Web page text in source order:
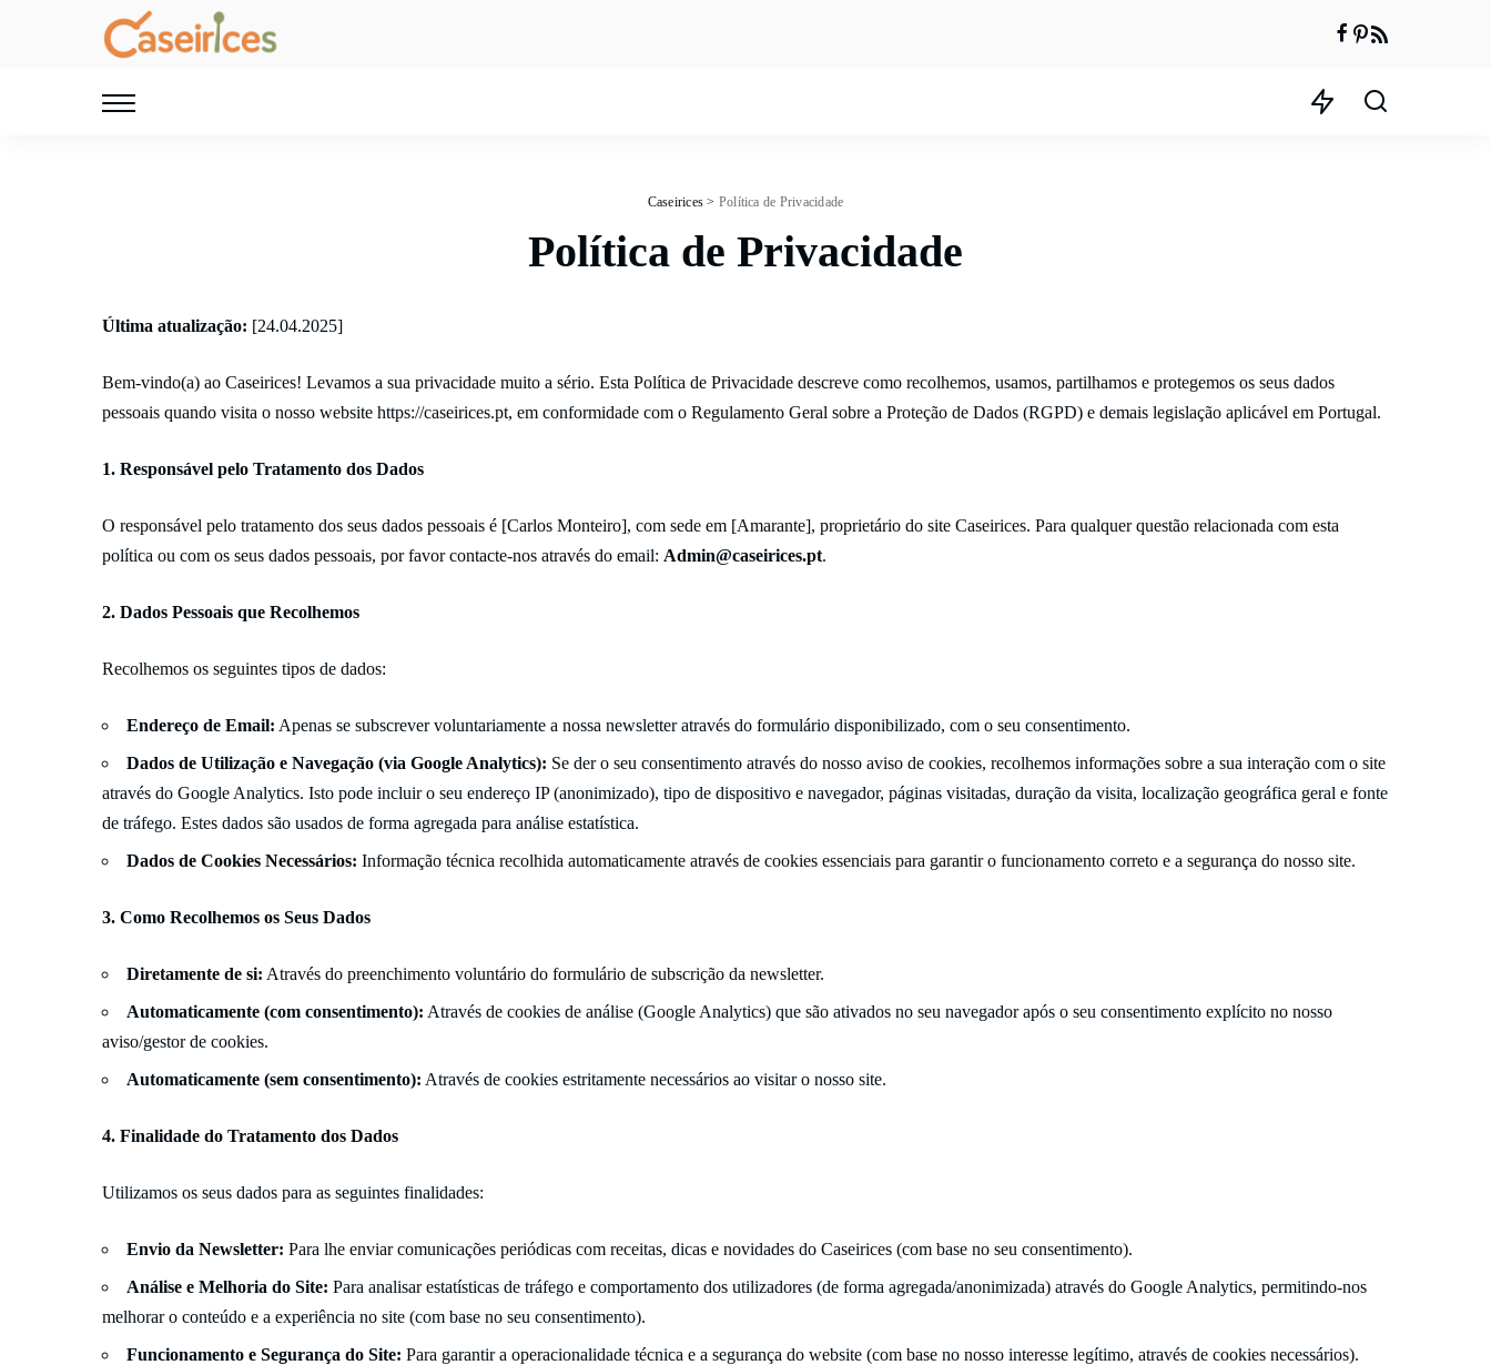
Caseirices > Política de Privacidade
Política de Privacidade
Última atualização: [24.04.2025]
Bem-vindo(a) ao Caseirices! Levamos a sua privacidade muito a sério. Esta Política de Privacidade descreve como recolhemos, usamos, partilhamos e protegemos os seus dados
pessoais quando visita o nosso website https://caseirices.pt, em conformidade com o Regulamento Geral sobre a Proteção de Dados (RGPD) e demais legislação aplicável em Portugal.
1. Responsável pelo Tratamento dos Dados
O responsável pelo tratamento dos seus dados pessoais é [Carlos Monteiro], com sede em [Amarante], proprietário do site Caseirices. Para qualquer questão relacionada com esta
política ou com os seus dados pessoais, por favor contacte-nos através do email: Admin@caseirices.pt.
2. Dados Pessoais que Recolhemos
Recolhemos os seguintes tipos de dados:
Endereço de Email: Apenas se subscrever voluntariamente a nossa newsletter através do formulário disponibilizado, com o seu consentimento.
Dados de Utilização e Navegação (via Google Analytics): Se der o seu consentimento através do nosso aviso de cookies, recolhemos informações sobre a sua interação com o site
através do Google Analytics. Isto pode incluir o seu endereço IP (anonimizado), tipo de dispositivo e navegador, páginas visitadas, duração da visita, localização geográfica geral e fonte
de tráfego. Estes dados são usados de forma agregada para análise estatística.
Dados de Cookies Necessários: Informação técnica recolhida automaticamente através de cookies essenciais para garantir o funcionamento correto e a segurança do nosso site.
3. Como Recolhemos os Seus Dados
Diretamente de si: Através do preenchimento voluntário do formulário de subscrição da newsletter.
Automaticamente (com consentimento): Através de cookies de análise (Google Analytics) que são ativados no seu navegador após o seu consentimento explícito no nosso
aviso/gestor de cookies.
Automaticamente (sem consentimento): Através de cookies estritamente necessários ao visitar o nosso site.
4. Finalidade do Tratamento dos Dados
Utilizamos os seus dados para as seguintes finalidades:
Envio da Newsletter: Para lhe enviar comunicações periódicas com receitas, dicas e novidades do Caseirices (com base no seu consentimento).
Análise e Melhoria do Site: Para analisar estatísticas de tráfego e comportamento dos utilizadores (de forma agregada/anonimizada) através do Google Analytics, permitindo-nos
melhorar o conteúdo e a experiência no site (com base no seu consentimento).
Funcionamento e Segurança do Site: Para garantir a operacionalidade técnica e a segurança do website (com base no nosso interesse legítimo, através de cookies necessários).